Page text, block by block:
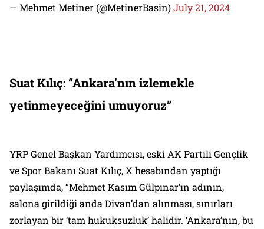
— Mehmet Metiner (@MetinerBasin)July 21, 2024
Suat Kılıç: “Ankara’nın izlemekle
yetinmeyeceğini umuyoruz”
YRP Genel Başkan Yardımcısı, eski AK Partili Gençlik
ve Spor Bakanı Suat Kılıç, X hesabından yaptığı
paylaşımda, “Mehmet Kasım Gülpınar’ın adının,
salona girildiği anda Divan’dan alınması, sınırları
zorlayan bir ‘tam hukuksuzluk’ halidir. ‘Ankara’nın, bu